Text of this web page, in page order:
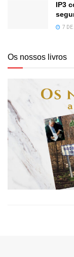
IP3
7
Os nossos livros